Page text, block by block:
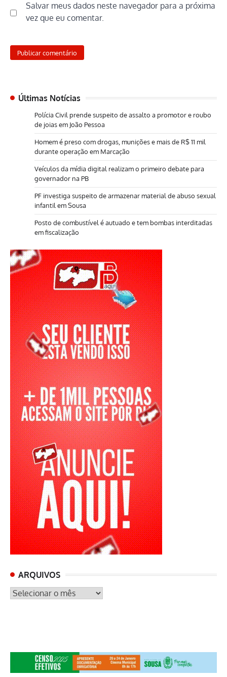
Salvar meus dados neste navegador para a próxima
vez que eu comentar.
Últimas Notícias
Polícia Civil prende suspeito de assalto a promotor e roubo
de joias em João Pessoa
Homem é preso com drogas, munições e mais de R$ 11 mil
durante operação em Marcação
Veículos da mídia digital realizam o primeiro debate para
governador na PB
PF investiga suspeito de armazenar material de abuso sexual
infantil em Sousa
Posto de combustível é autuado e tem bombas interditadas
em fiscalização
ARQUIVOS
ARQUIVOS